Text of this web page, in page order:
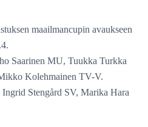
maailmancupin avaukseen
Saarinen MU, Tuukka Turkka
Kolehmainen TV-V.
Ingrid Stengård SV, Marika Hara